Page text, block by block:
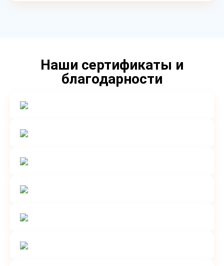
Наши сертификаты и
благодарности